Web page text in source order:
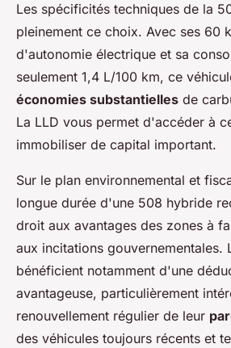
Les spécificités techniques de la
pleinement ce choix. Avec ses 60
d'autonomie électrique et sa
seulement 1,4 L/100 km, ce
économies substantielles de
La LLD vous permet d'accéder à
immobiliser de capital important.
Sur le plan environnemental et
longue durée d'une 508 hybride
droit aux avantages des zones à
aux incitations gouvernementales.
bénéficient notamment d'une
avantageuse, particulièrement
renouvellement régulier de leur
des véhicules toujours récents et